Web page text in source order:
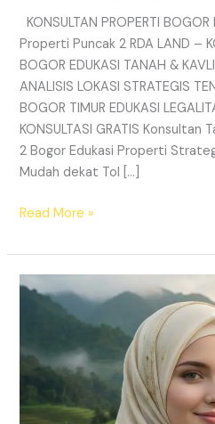
KONSULTAN PROPERTI
Properti Puncak 2 RDA LAND –
BOGOR EDUKASI TANAH &
ANALISIS LOKASI STRATEGIS
BOGOR TIMUR EDUKASI
KONSULTASI GRATIS Konsultan
2 Bogor Edukasi Properti
Mudah dekat Tol […]
Read More »
Kavling
Hanjawong
Pecah